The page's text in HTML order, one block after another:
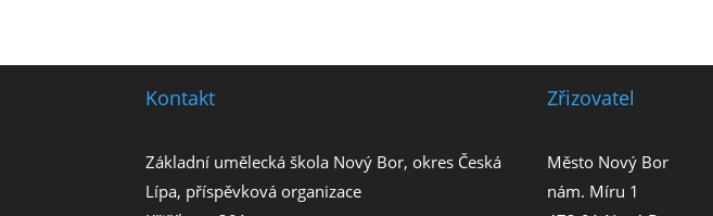
Kontakt
Základní umělecká škola Nový Bor, okres Česká
Lípa, příspěvková organizace
Zřizovatel
Město Nový Bor
nám. Míru 1